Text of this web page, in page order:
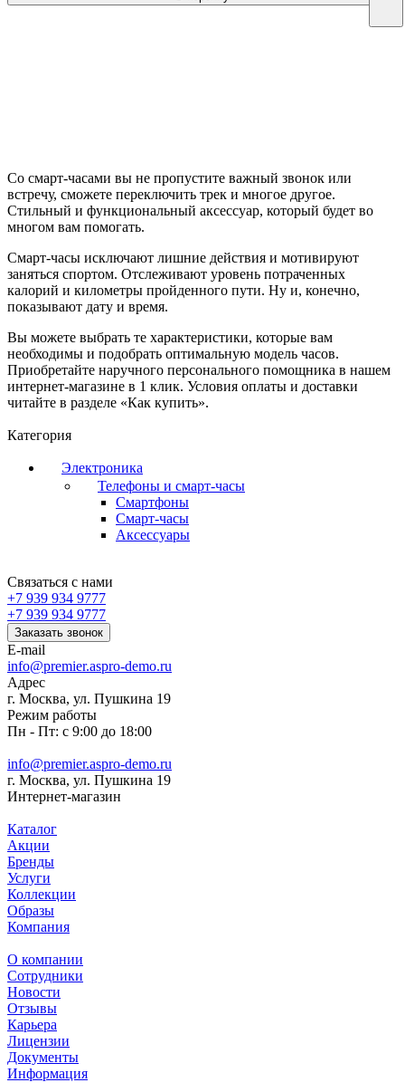
Со смарт-часами вы не пропустите важный звонок или
встречу, сможете переключить трек и многое другое.
Стильный и функциональный аксессуар, который будет во
многом вам помогать.
Смарт-часы исключают лишние действия и мотивируют
заняться спортом. Отслеживают уровень потраченных
калорий и километры пройденного пути. Ну и, конечно,
показывают дату и время.
Вы можете выбрать те характеристики, которые вам
необходимы и подобрать оптимальную модель часов.
Приобретайте наручного персонального помощника в нашем
интернет-магазине в 1 клик. Условия оплаты и доставки
читайте в разделе «Как купить».
Категория
Электроника
Телефоны и смарт-часы
Смартфоны
Смарт-часы
Аксессуары
Связаться с нами
+7 939 934 9777
+7 939 934 9777
Заказать звонок
E-mail
info@premier.aspro-demo.ru
Адрес
г. Москва, ул. Пушкина 19
Режим работы
Пн - Пт: с 9:00 до 18:00
info@premier.aspro-demo.ru
г. Москва, ул. Пушкина 19
Интернет-магазин
Каталог
Акции
Бренды
Услуги
Коллекции
Образы
Компания
О компании
Сотрудники
Новости
Отзывы
Карьера
Лицензии
Документы
Информация